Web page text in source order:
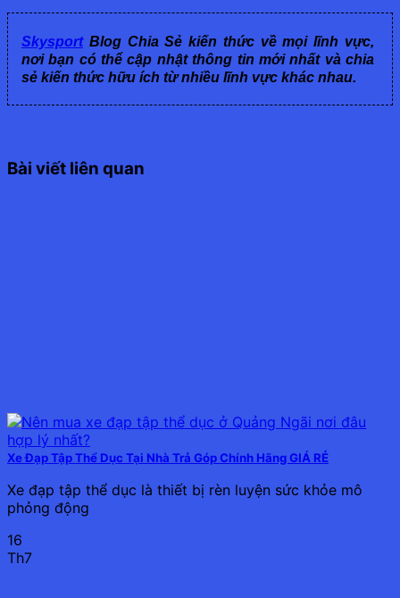
SkysportBlog Chia Sẻ kiến thức về mọi lĩnh vực,
nơi bạn có thể cập nhật thông tin mới nhất và chia
sẻ kiến thức hữu ích từ nhiều lĩnh vực khác nhau.
Bài viết liên quan
Xe Đạp Tập Thể Dục Tại Nhà Trả Góp Chính Hãng GIÁ RẺ
Xe đạp tập thể dục là thiết bị rèn luyện sức khỏe mô
phỏng động
16
Th7